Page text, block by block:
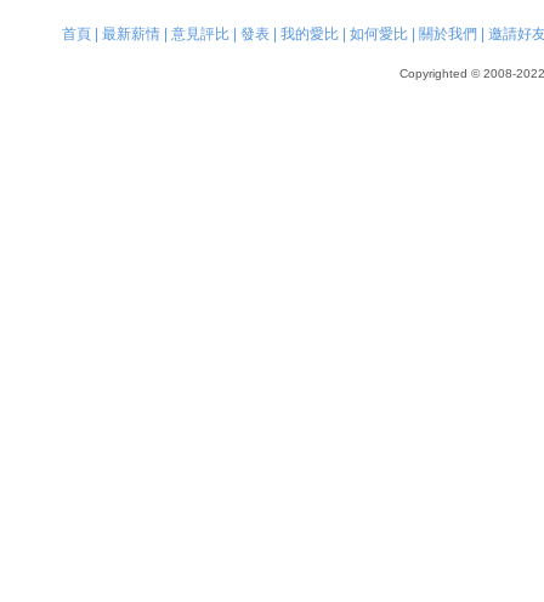
首頁| 最新薪情| 意見評比| 發表| 我的愛比| 如何愛比| 關於我們 邀請好
Copyrighted © 2008-